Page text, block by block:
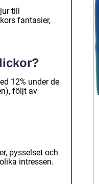
till
fantasier,
12% under de
följt av
pysselset och
intressen.